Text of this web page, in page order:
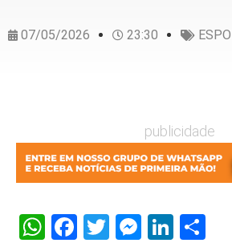
07/05/2026 23:30
publicidade
WhatsApp
Facebook
Twitter